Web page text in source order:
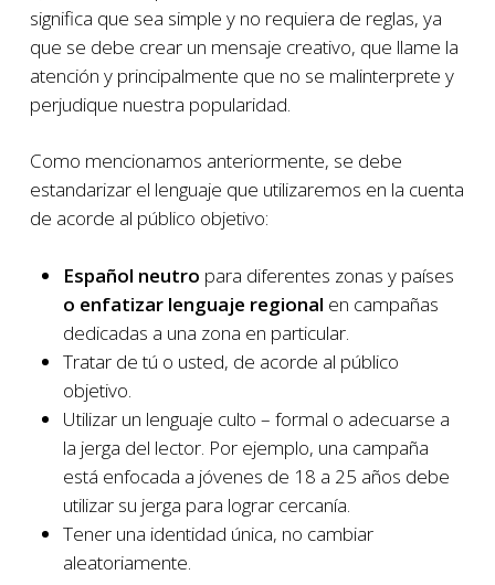
significa que sea simple y no requiera de reglas, ya
que se debe crear un mensaje creativo, que llame la
atención y principalmente que no se malinterprete y
perjudique nuestra popularidad.
Como mencionamos anteriormente, se debe
estandarizar el lenguaje que utilizaremos en la cuenta
de acorde al público objetivo:
Español neutro para diferentes zonas y países
o enfatizar lenguaje regional en campañas
dedicadas a una zona en particular.
Tratar de tú o usted, de acorde al público
objetivo.
Utilizar un lenguaje culto – formal o adecuarse a
la jerga del lector. Por ejemplo, una campaña
está enfocada a jóvenes de 18 a 25 años debe
utilizar su jerga para lograr cercanía.
Tener una identidad única, no cambiar
aleatoriamente.